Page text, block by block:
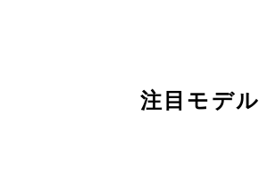
注目モデル